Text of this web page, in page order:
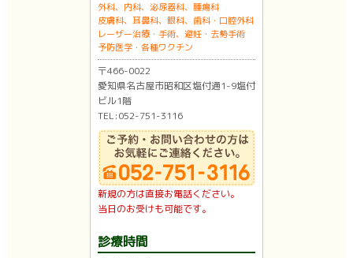
外科、内科、泌尿器科、腫瘍科
皮膚科、耳鼻科、眼科、歯科・口腔外科
レーザー治療・手術、避妊・去勢手術
予防医学・各種ワクチン
〒466-0022
愛知県名古屋市昭和区塩付通1-9塩付
ビル1階
TEL:052-751-3116
新規の方は直接お電話ください。
当日のお受けも可能です。
診療時間